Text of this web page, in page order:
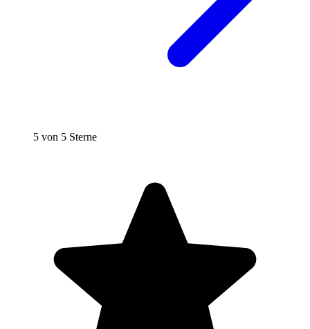
5 von 5 Sterne